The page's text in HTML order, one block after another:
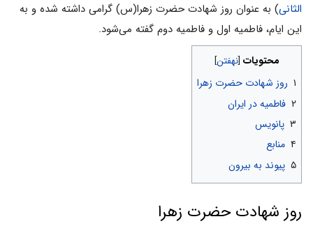
الثانی) به عنوان روز شهادت حضرت زهرا(س) گرامی داشته شده و به
این ایام، فاطمیه اول و فاطمیه دوم گفته می‌شود.
محتویات
۱ روز شهادت حضرت زهرا
۲ فاطمیه در ایران
۳ پانویس
۴ منابع
۵ پیوند به بیرون
روز شهادت حضرت زهرا